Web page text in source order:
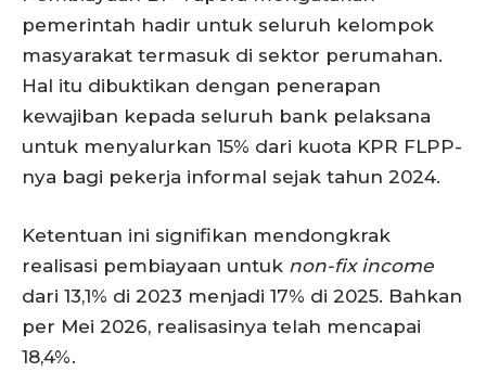
pemerintah hadir untuk seluruh kelompok
masyarakat termasuk di sektor perumahan.
Hal itu dibuktikan dengan penerapan
kewajiban kepada seluruh bank pelaksana
untuk menyalurkan 15% dari kuota KPR FLPP-
nya bagi pekerja informal sejak tahun 2024.
Ketentuan ini signifikan mendongkrak
realisasi pembiayaan untuk non-fix income
dari 13,1% di 2023 menjadi 17% di 2025. Bahkan
per Mei 2026, realisasinya telah mencapai
18,4%.